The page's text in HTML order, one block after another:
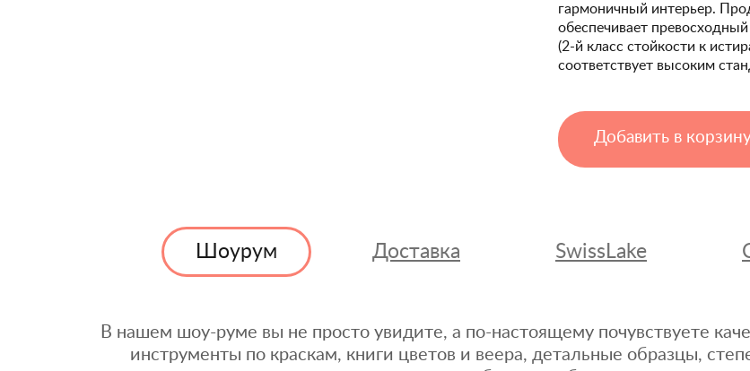
гармоничный интерьер.
обеспечивает
(2-й класс стойкости к
соответствует высоким
Добавить в
Шоурум Доставка SwissLake
В нашем шоу-руме вы не просто увидите, а по-настоящему почувствуете
инструменты по краскам, книги цветов и веера, детальные образцы,